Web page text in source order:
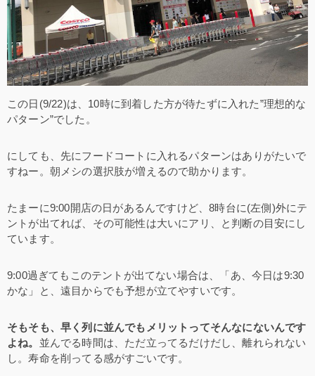
この日(9/22)は、10時に到着した方が待たずに入れた”理想的な
パターン”でした。
にしても、先にフードコートに入れるパターンはありがたいで
すねー。朝メシの選択肢が増えるので助かります。
たまーに9:00開店の日があるんですけど、8時台に(左側)外にテ
ントが出てれば、その可能性は大いにアリ、と判断の目安にし
ています。
9:00過ぎてもこのテントが出てない場合は、「あ、今日は9:30
かな」と、遠目からでも予想が立てやすいです。
そもそも、早く列に並んでもメリットってそんなにないんです
よね。 並んでる時間は、ただ立ってるだけだし、離れられない
し。寿命を削ってる感がすごいです。